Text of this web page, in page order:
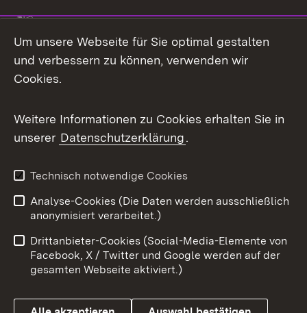
Link zum Landesportal
Um unsere Webseite für Sie optimal gestalten
und verbessern zu können, verwenden wir
Cookies.
Weitere Informationen zu Cookies erhalten Sie in
unserer Datenschutzerklärung.
Technisch notwendige Cookies
Analyse-Cookies (Die Daten werden ausschließlich
anonymisiert verarbeitet.)
Drittanbieter-Cookies (Social-Media-Elemente von
Facebook, X / Twitter und Google werden auf der
gesamten Webseite aktiviert.)